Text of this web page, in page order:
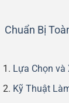
Chuẩn Bị
Lựa Chọn và
Kỹ Thuật